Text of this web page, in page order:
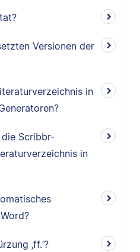
Versionen der
in
Scribbr-
in
‚ff.‘?